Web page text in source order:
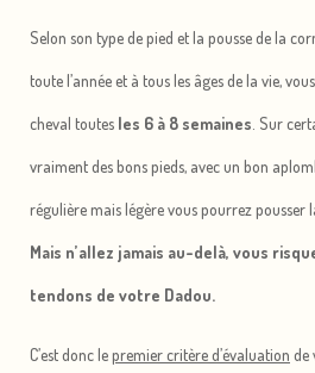
Selon son type de pied et la pousse de la
toute l’année et à tous les âges de la vie,
cheval toutes les 6 à 8 semaines . Sur
vraiment des bons pieds, avec un bon
régulière mais légère vous pourrez pousser
Mais n’allez jamais au-delà, vous
tendons de votre Dadou.
C’est donc lepremier critère d’évaluation de